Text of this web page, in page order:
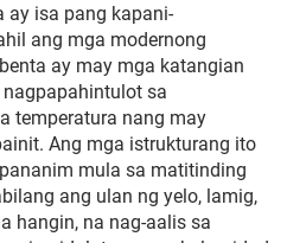
ay isa pang kapani-
ang mga modernong
ay may mga katangian
sa
temperatura nang may
Ang mga istrukturang ito
mula sa matitinding
ang ulan ng yelo, lamig,
hangin, na nag-aalis sa